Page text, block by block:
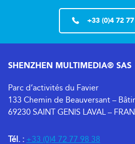
+33 (0)4 72
SHENZHEN MULTIMEDIA® SAS
Parc d’activités du Favier
133 Chemin de Beauversant –
69230 SAINT GENIS LAVAL –
Tél. : +33 (0)4 72 77 98 38